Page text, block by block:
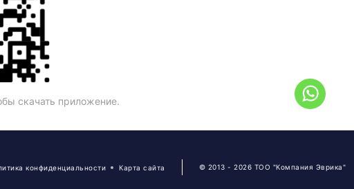
скачать приложение.
конфиденциальности Карта сайта © 2013 - 2026 ТОО "Компания Эврика"